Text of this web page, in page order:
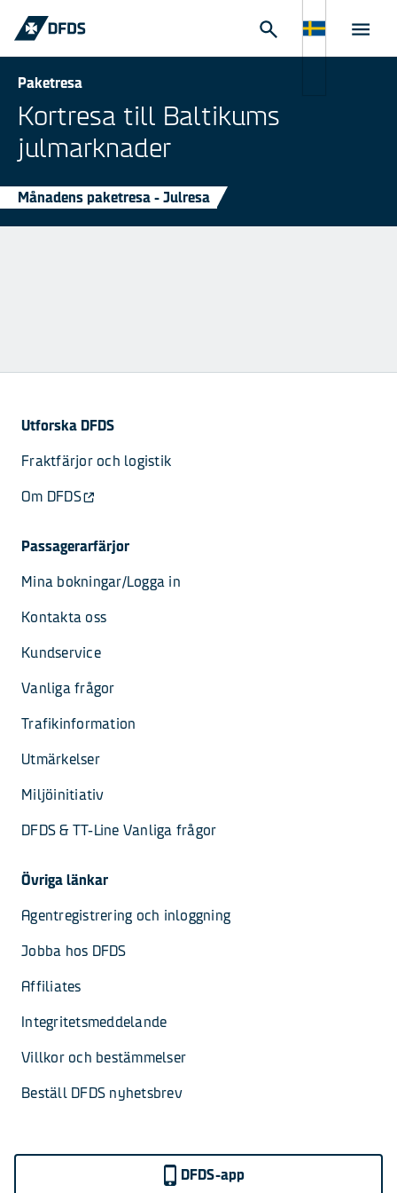
Paketresa
Kortresa till Baltikums
julmarknader
Månadens paketresa - Julresa
Utforska DFDS
Fraktfärjor och logistik
Om DFDS
Passagerarfärjor
Mina bokningar/Logga in
Kontakta oss
Kundservice
Vanliga frågor
Trafikinformation
Utmärkelser
Miljöinitiativ
DFDS & TT-Line Vanliga frågor
Övriga länkar
Agentregistrering och inloggning
Jobba hos DFDS
Affiliates
Integritetsmeddelande
Villkor och bestämmelser
Beställ DFDS nyhetsbrev
DFDS-app